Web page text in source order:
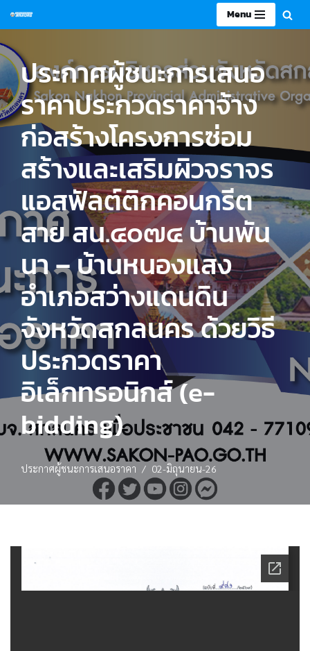
to
content
Menu
ประกาศผู้ชนะการเสนอ
ราคาประกวดราคาจ้าง
ก่อสร้างโครงการซ่อม
สร้างและเสริมผิวจราจร
แอสฟัลต์ติกคอนกรีต
สาย สน.๔๐๗๔ บ้านพัน
นา – บ้านหนองแสง
อำเภอสว่างแดนดิน
จังหวัดสกลนคร ด้วยวิธี
ประกวดราคา
อิเล็กทรอนิกส์ (e-
bidding)
ประกาศผู้ชนะการเสนอราคา 02-มิถุนายน-26